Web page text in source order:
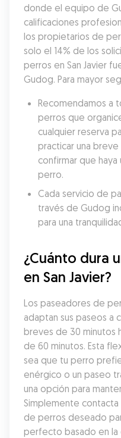
donde el equipo de
calificaciones
los propietarios de
solo el 14% de los
perros en San Javier
Gudog. Para mayor
Recomendamos a
perros que
cualquier reserva
practicar una
confirmar que
perro.
Cada servicio de
través de Gudog
para una
¿Cuánto dura
en San Javier?
Los paseadores de
adaptan sus paseos a
breves de 30 minutos
de 60 minutos. Esta
sea que tu perro
enérgico o un paseo
una opción para
Simplemente
de perros deseado
perfecto basado en la